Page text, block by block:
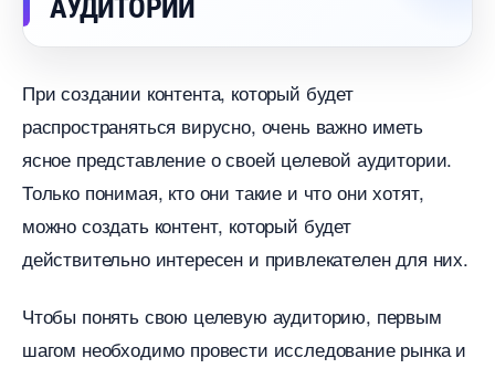
АУДИТОРИИ
При создании контента, который будет
распространяться вирусно, очень важно иметь
ясное представление о своей целевой аудитории.
Только понимая, кто они такие и что они хотят,
можно создать контент, который будет
действительно интересен и привлекателен для них.
Чтобы понять свою целевую аудиторию, первым
шагом необходимо провести исследование рынка и